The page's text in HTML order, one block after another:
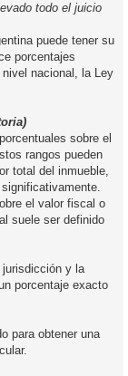
todo el juicio
puede tener su
porcentajes
nacional, la Ley
sobre el
rangos pueden
total del inmueble,
el valor fiscal o
suele ser definido
jurisdicción y la
porcentaje exacto
para obtener una